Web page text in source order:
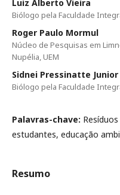
Luiz Alberto Vieira
Biólogo pela Faculdade
Roger Paulo Mormul
Núcleo de Pesquisas em
Nupélia, UEM
Sidnei Pressinatte Junior
Biólogo pela Faculdade
Palavras-chave:
estudantes, educação
Resumo